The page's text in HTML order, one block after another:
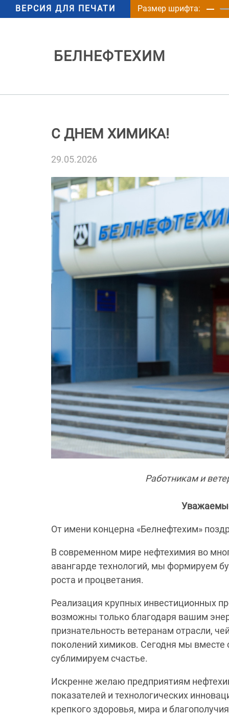
ВЕРСИЯ ДЛЯ ПЕЧАТИ Размер шрифта:
БЕЛНЕФТЕХИМ
С ДНЕМ ХИМИКА!
29.05.2026
Работникам и
От имени концерна «Белнефтехим»
В современном мире нефтехимия во
авангарде технологий, мы формируем
роста и процветания.
Реализация крупных инвестиционных
возможны только благодаря вашим
признательность ветеранам отрасли,
поколений химиков. Сегодня мы
сублимируем счастье.
Искренне желаю предприятиям
показателей и технологических
крепкого здоровья, мира и